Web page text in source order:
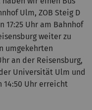
Ulm, ZOB Steig D
17:25 Uhr am Bahnhof
weiter zu
umgekehrten
an der Reisensburg,
Universität Ulm und
14:50 Uhr erreicht